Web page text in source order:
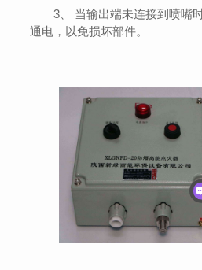
3、 当输出端未连接到喷嘴
通电，以免损坏部件。